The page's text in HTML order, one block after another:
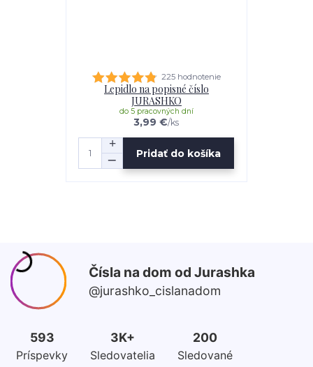
225 hodnotenie
Lepidlo na popisné číslo
JURASHKO
3,99 €/ks
do 5 pracovných dní
Pridať do košíka